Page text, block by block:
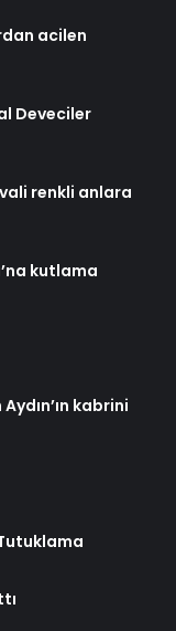
acilen
Deveciler
renkli anlara
kutlama
kabrini